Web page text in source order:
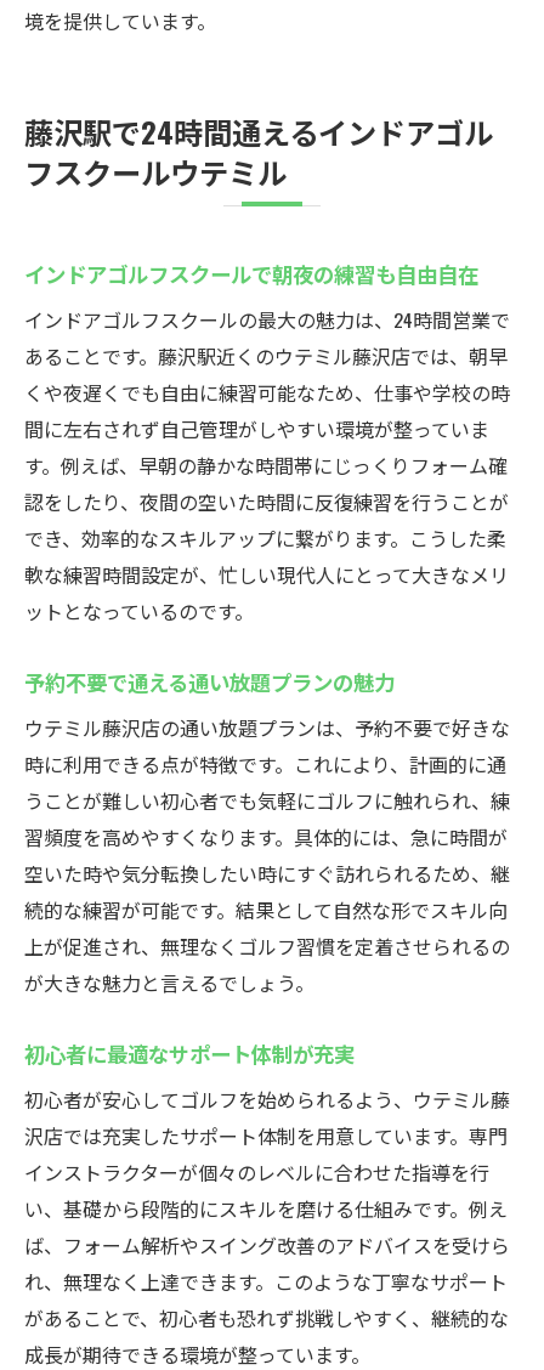
境を提供しています。
藤沢駅で24時間通えるインドアゴル
フスクールウテミル
インドアゴルフスクールで朝夜の練習も自由自在
インドアゴルフスクールの最大の魅力は、24時間営業で
あることです。藤沢駅近くのウテミル藤沢店では、朝早
くや夜遅くでも自由に練習可能なため、仕事や学校の時
間に左右されず自己管理がしやすい環境が整っていま
す。例えば、早朝の静かな時間帯にじっくりフォーム確
認をしたり、夜間の空いた時間に反復練習を行うことが
でき、効率的なスキルアップに繋がります。こうした柔
軟な練習時間設定が、忙しい現代人にとって大きなメリ
ットとなっているのです。
予約不要で通える通い放題プランの魅力
ウテミル藤沢店の通い放題プランは、予約不要で好きな
時に利用できる点が特徴です。これにより、計画的に通
うことが難しい初心者でも気軽にゴルフに触れられ、練
習頻度を高めやすくなります。具体的には、急に時間が
空いた時や気分転換したい時にすぐ訪れられるため、継
続的な練習が可能です。結果として自然な形でスキル向
上が促進され、無理なくゴルフ習慣を定着させられるの
が大きな魅力と言えるでしょう。
初心者に最適なサポート体制が充実
初心者が安心してゴルフを始められるよう、ウテミル藤
沢店では充実したサポート体制を用意しています。専門
インストラクターが個々のレベルに合わせた指導を行
い、基礎から段階的にスキルを磨ける仕組みです。例え
ば、フォーム解析やスイング改善のアドバイスを受けら
れ、無理なく上達できます。このような丁寧なサポート
があることで、初心者も恐れず挑戦しやすく、継続的な
成長が期待できる環境が整っています。